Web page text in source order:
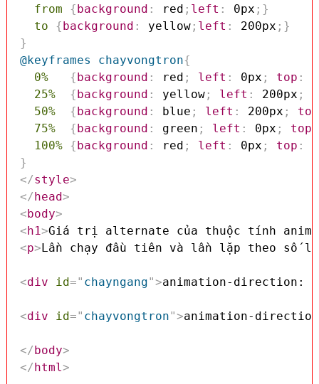
from
{ background : red ; left : 0px ; }
to
{ background : yellow; left : 200px ; }
}
@keyframes
chayvongtron{
0%
{ background : red ; left : 0px ; top :
25%
{ background : yellow; left : 200px ;
50%
{ background : blue ; left : 200px ; top
75%
{ background : green ; left : 0px ; top
100% { background : red ; left : 0px ; top :
}
</style>
</ head>
< body>
< h1>Giá trị alternate của thuộc tính
<p> Lần chạy đầu tiên và lần lặp theo số
<div id=" chayngang">animation-direction:
<div id=" chayvongtron">animation-
</ body>
</ html>